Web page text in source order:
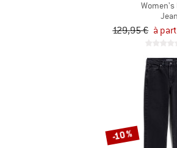
Women's
Jean
129,95 € à
-10 %